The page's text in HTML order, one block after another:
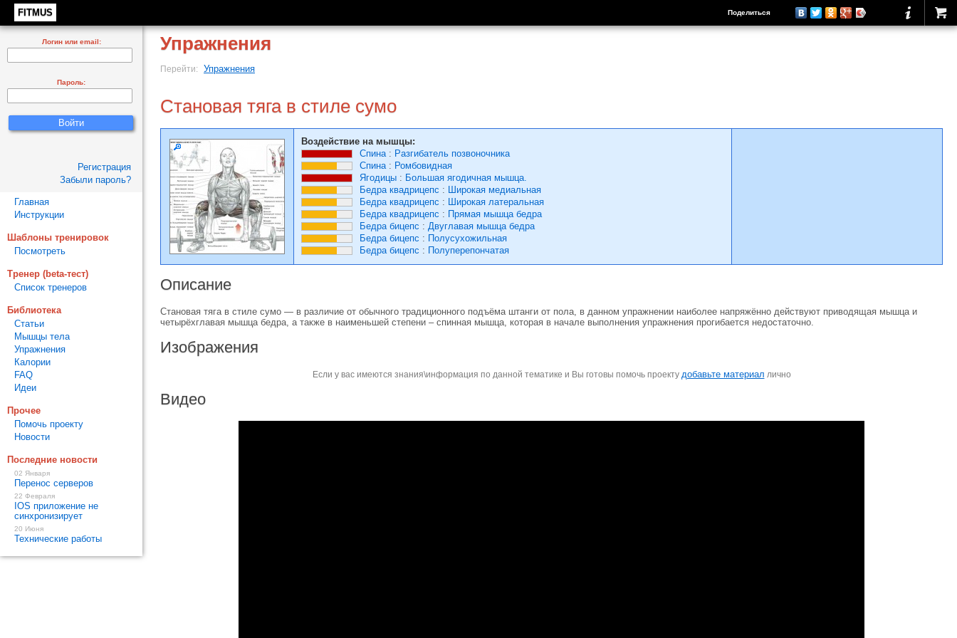
FITMUS Поделиться
Упражнения
Перейти: Упражнения
Становая тяга в стиле сумо
Воздействие на мышцы:
Спина: Разгибатель позвоночника
Спина: Ромбовидная
Ягодицы : Большая ягодичная мышца.
Бедра квадрицепс : Широкая медиальная
Бедра квадрицепс : Широкая латеральная
Бедра квадрицепс : Прямая мышца бедра
Бедра бицепс : Двуглавая мышца бедра
Бедра бицепс : Полусухожильная
Бедра бицепс : Полуперепончатая
Описание
Становая тяга в стиле сумо — в различие от обычного традиционного подъёма штанги от пола, в данном упражнении наиболее напряжённо действуют приводящая мышца и
четырёхглавая мышца бедра, а также в наименьшей степени – спинная мышца, которая в начале выполнения упражнения прогибается недостаточно.
Изображения
Если у вас имеются знания\информация по данной тематике и Вы готовы помочь проекту добавьте материал лично
Видео
Логин или email:
Пароль:
Регистрация
Забыли пароль?
Главная
Инструкции
Шаблоны тренировок
Посмотреть
Тренер (beta-тест)
Список тренеров
Библиотека
Статьи
Мышцы тела
Упражнения
Калории
FAQ
Идеи
Прочее
Помочь проекту
Новости
Последние новости
02 Января
Перенос серверов
22 Февраля
IOS приложение не
синхронизирует
20 Июня
Технические работы